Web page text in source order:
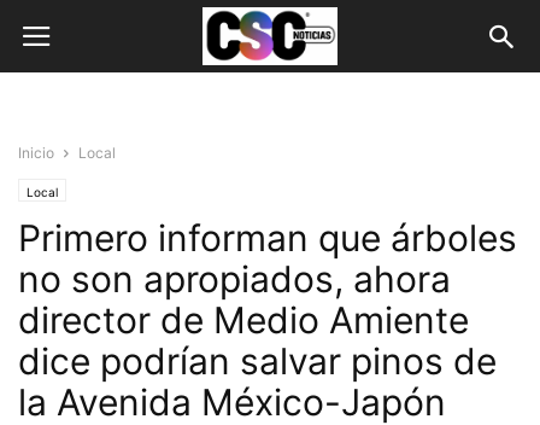
Inicio Local
Local
Primero informan que árboles
no son apropiados, ahora
director de Medio Amiente
dice podrían salvar pinos de
la Avenida México-Japón